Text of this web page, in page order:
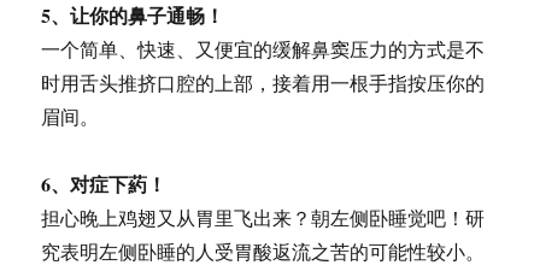
5、让你的鼻子通畅！
一个简单、快速、又便宜的缓解鼻窦压力的方式是不
时用舌头推挤口腔的上部，接着用一根手指按压你的
眉间。
6、对症下葯！
担心晚上鸡翅又从胃里飞出来？朝左侧卧睡觉吧！研
究表明左侧卧睡的人受胃酸返流之苦的可能性较小。